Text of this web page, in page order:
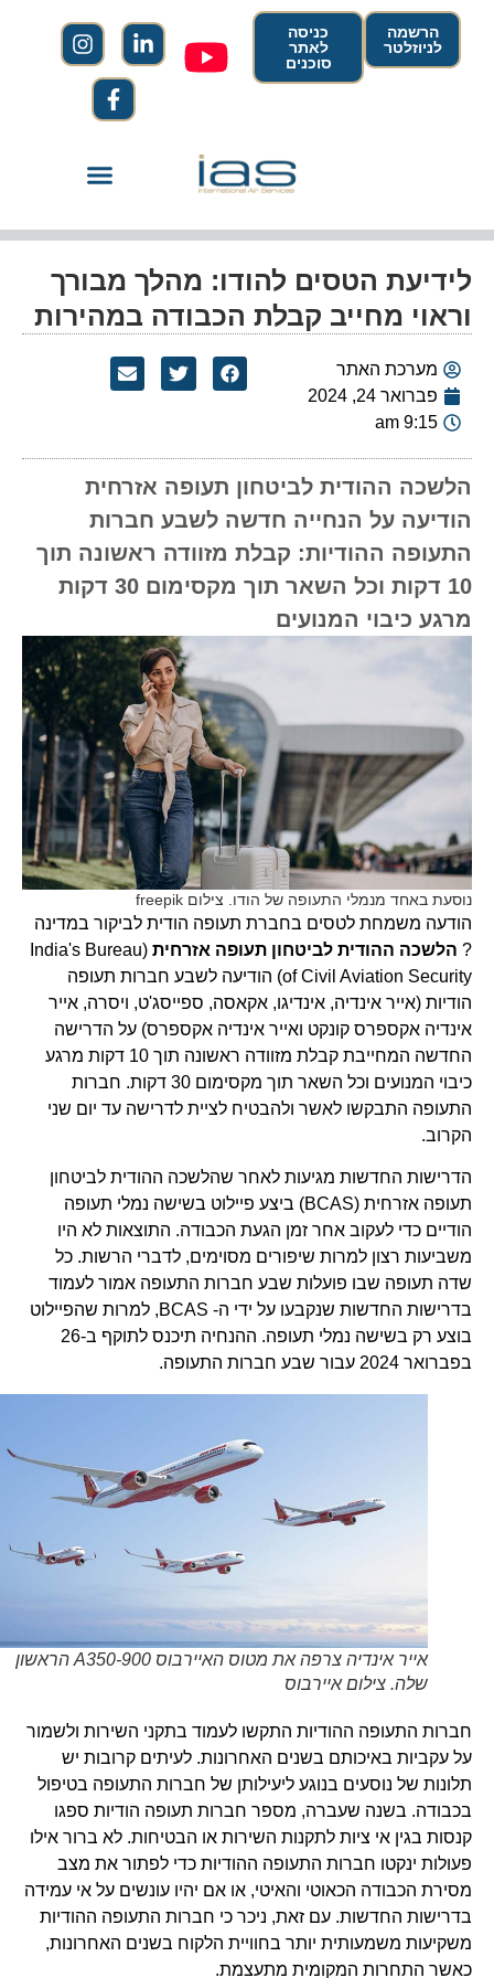
הרשמה
לניוזלטר
כניסה
לאתר
סוכנים
לידיעת הטסים להודו: מהלך מבורך
וראוי מחייב קבלת הכבודה במהירות
מערכת האתר
פברואר 24, 2024
9:15 am
הלשכה ההודית לביטחון תעופה אזרחית
הודיעה על הנחייה חדשה לשבע חברות
התעופה ההודיות: קבלת מזוודה ראשונה תוך
10 דקות וכל השאר תוך מקסימום 30 דקות
מרגע כיבוי המנועים
נוסעת באחד מנמלי התעופה של הודו. צילום freepik
הודעה משמחת לטסים בחברת תעופה הודית לביקור במדינה
הלשכה ההודית לביטחון תעופה אזרחית (India's Bureau
of Civil Aviation Security) הודיעה לשבע חברות תעופה
הודיות (אייר אינדיה, אינדיגו, אקאסה, ספייסג'ט, ויסרה, אייר
אינדיה אקספרס קונקט ואייר אינדיה אקספרס) על הדרישה
החדשה המחייבת קבלת מזוודה ראשונה תוך 10 דקות מרגע
כיבוי המנועים וכל השאר תוך מקסימום 30 דקות. חברות
התעופה התבקשו לאשר ולהבטיח לציית לדרישה עד יום שני
הקרוב.
הדרישות החדשות מגיעות לאחר שהלשכה ההודית לביטחון
תעופה אזרחית (BCAS) ביצע פיילוט בשישה נמלי תעופה
הודיים כדי לעקוב אחר זמן הגעת הכבודה. התוצאות לא היו
משביעות רצון למרות שיפורים מסוימים, לדברי הרשות. כל
שדה תעופה שבו פועלות שבע חברות התעופה אמור לעמוד
בדרישות החדשות שנקבעו על ידי ה- BCAS, למרות שהפיילוט
בוצע רק בשישה נמלי תעופה. ההנחיה תיכנס לתוקף ב-26
בפברואר 2024 עבור שבע חברות התעופה.
אייר אינדיה צרפה את מטוס האיירבוס A350-900 הראשון
שלה. צילום איירבוס
חברות התעופה ההודיות התקשו לעמוד בתקני השירות ולשמור
על עקביות באיכותם בשנים האחרונות. לעיתים קרובות יש
תלונות של נוסעים בנוגע ליעילותן של חברות התעופה בטיפול
בכבודה. בשנה שעברה, מספר חברות תעופה הודיות ספגו
קנסות בגין אי ציות לתקנות השירות או הבטיחות. לא ברור אילו
פעולות ינקטו חברות התעופה ההודיות כדי לפתור את מצב
מסירת הכבודה הכאוטי והאיטי, או אם יהיו עונשים על אי עמידה
בדרישות החדשות. עם זאת, ניכר כי חברות התעופה ההודיות
משקיעות משמעותית יותר בחוויית הלקוח בשנים האחרונות,
כאשר התחרות המקומית מתעצמת.